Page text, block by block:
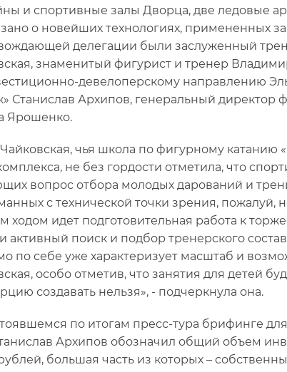
и спортивные залы Дворца, две ледовые
о новейших технологиях, примененных
делегации были заслуженный
знаменитый фигурист и тренер
девелоперскому направлению
Станислав Архипов, генеральный директор
Ярошенко.
чья школа по фигурному катанию
не без гордости отметила, что
вопрос отбора молодых дарований и
с технической точки зрения, пожалуй,
ходом идет подготовительная работа к
активный поиск и подбор тренерского
по себе уже характеризует масштаб и
особо отметив, что занятия для детей
создавать нельзя», - подчеркнула она.
по итогам пресс-тура брифинге
Архипов обозначил общий объем
большая часть из которых –